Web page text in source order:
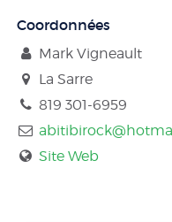
Coordonnées
Mark Vigneault
La Sarre
819 301-6959
Site Web